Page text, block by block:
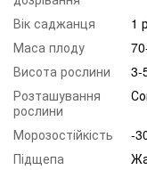
Вік саджанця
1
Маса плоду
Висота рослини
3-
Розташування
рослини
Морозостійкість
-
Підщепа